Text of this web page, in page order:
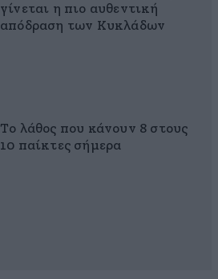
γίνεται η πιο αυθεντική
απόδραση των Κυκλάδων
Το λάθος που κάνουν 8 στους
10 παίκτες σήμερα